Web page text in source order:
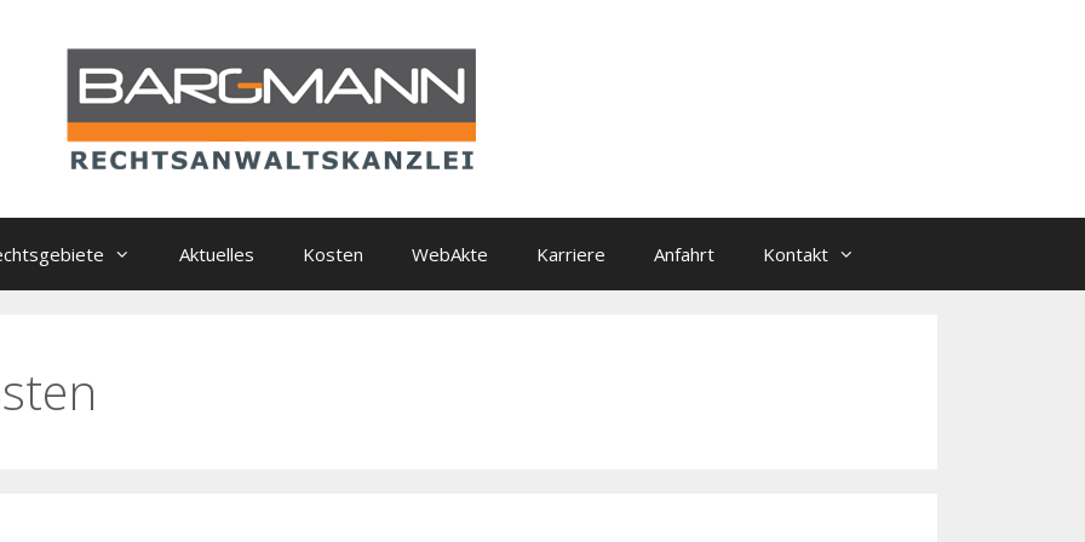
Aktuelles Kosten WebAkte Karriere Anfahrt Kontakt